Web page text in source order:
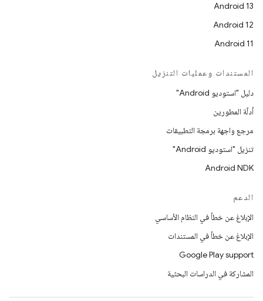
Android 13
Android 12
Android 11
المستندات وعمليات التنزيل
دليل "استوديو Android"
أدلّة المطورين
مرجع واجهة برمجة التطبيقات
تنزيل "استوديو Android"
Android NDK
الدعم
الإبلاغ عن خطأ في النظام الأساسي
الإبلاغ عن خطأ في المستندات
Google Play support
المشاركة في الدراسات البحثية